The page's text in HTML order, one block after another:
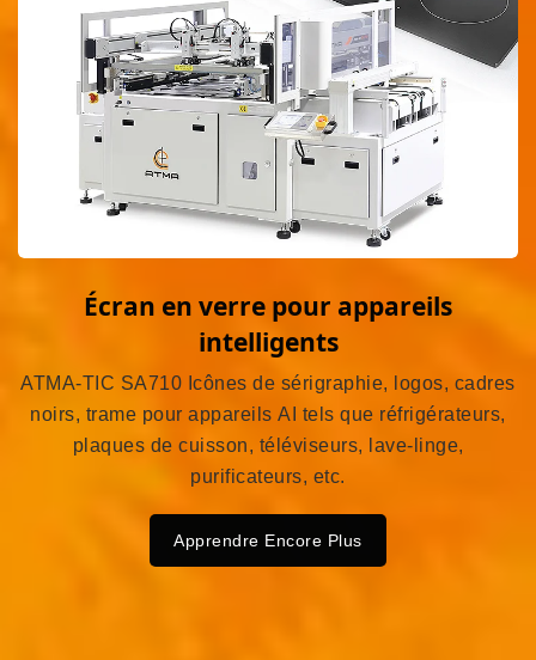
Écran en verre pour appareils
intelligents
ATMA-TIC SA710 Icônes de sérigraphie, logos, cadres
noirs, trame pour appareils AI tels que réfrigérateurs,
plaques de cuisson, téléviseurs, lave-linge,
purificateurs, etc.
Apprendre Encore Plus